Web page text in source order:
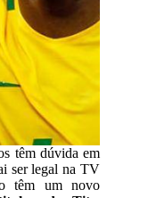
têm dúvida em
ser legal na TV
têm um novo